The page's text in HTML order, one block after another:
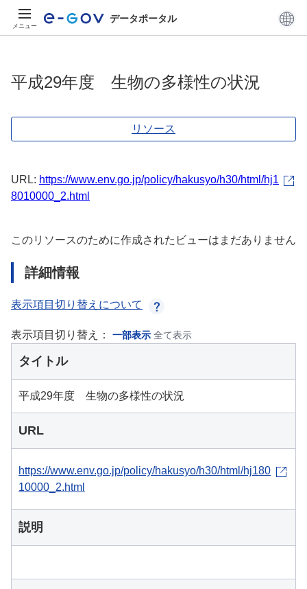
メニュー
データポータル
平成29年度 生物の多様性の状況
リソース
URL: https://www.env.go.jp/policy/hakusyo/h30/html/hj1
8010000_2.html
このリソースのために作成されたビューはまだありません
詳細情報
表示項目切り替えについて
表示項目切り替え： 一部表示 全て表示
タイトル
平成29年度 生物の多様性の状況
URL
https://www.env.go.jp/policy/hakusyo/h30/html/hj180
10000_2.html
説明